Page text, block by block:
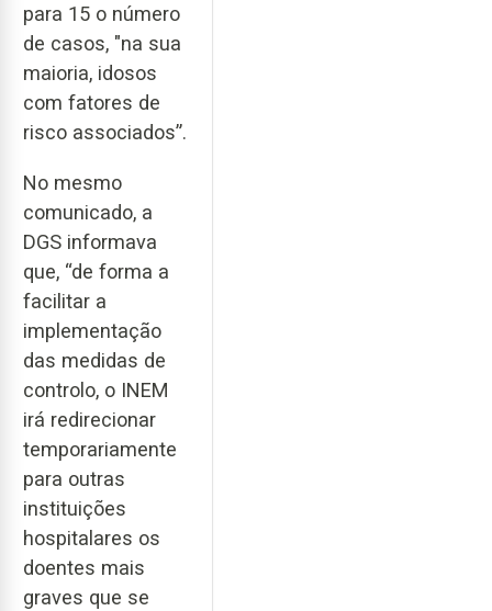
para 15 o número
de casos, "na sua
maioria, idosos
com fatores de
risco associados”.
No mesmo
comunicado, a
DGS informava
que, “de forma a
facilitar a
implementação
das medidas de
controlo, o INEM
irá redirecionar
temporariamente
para outras
instituições
hospitalares os
doentes mais
graves que se